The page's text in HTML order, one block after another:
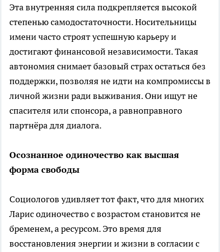
Эта внутренняя сила подкрепляется высокой
степенью самодостаточности. Носительницы
имени часто строят успешную карьеру и
достигают финансовой независимости. Такая
автономия снимает базовый страх остаться без
поддержки, позволяя не идти на компромиссы в
личной жизни ради выживания. Они ищут не
спасителя или спонсора, а равноправного
партнёра для диалога.
Осознанное одиночество как высшая
форма свободы
Социологов удивляет тот факт, что для многих
Ларис одиночество с возрастом становится не
бременем, а ресурсом. Это время для
восстановления энергии и жизни в согласии с